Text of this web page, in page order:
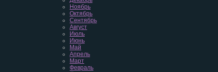
Ноябрь
Октябрь
Сентябрь
Август
Июль
Июнь
Май
Апрель
Март
Февраль